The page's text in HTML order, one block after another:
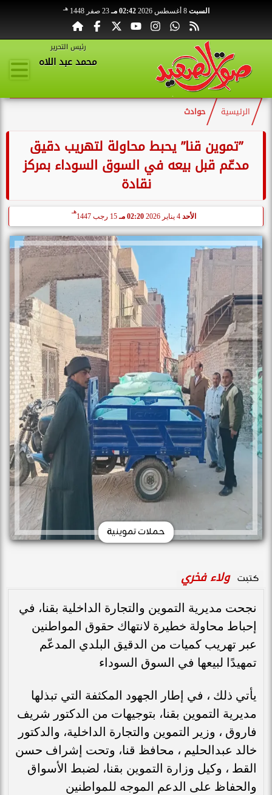
السبت 8 أغسطس 2026 02:42 مـ 23 صفر 1448 هـ
رئيس التحرير
محمد عبد اللاه
الرئيسية حوادث
”تموين قنا” يحبط محاولة لتهريب دقيق
مدعّم قبل بيعه في السوق السوداء بمركز
نقادة
الأحد 4 يناير 2026 02:20 مـ 15 رجب 1447
هـ
حملات تموينية
كتبت ولاء فخري
نجحت مديرية التموين والتجارة الداخلية بقنا، في
إحباط محاولة خطيرة لانتهاك حقوق المواطنين
عبر تهريب كميات من الدقيق البلدي المدعّم
تمهيدًا لبيعها في السوق السوداء
يأتي ذلك ، في إطار الجهود المكثفة التي تبذلها
مديرية التموين بقنا، بتوجيهات من الدكتور شريف
فاروق ، وزير التموين والتجارة الداخلية، والدكتور
خالد عبدالحليم ، محافظ قنا، وتحت إشراف حسن
القط ، وكيل وزارة التموين بقنا، لضبط الأسواق
والحفاظ على الدعم الموجه للمواطنين